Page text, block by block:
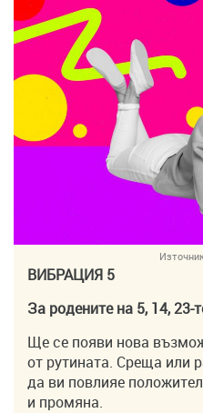
ВИБРАЦИЯ 5
За родените на 5, 14, 23-
Ще се появи нова
от рутината. Среща или
да ви повлияе
и промяна.